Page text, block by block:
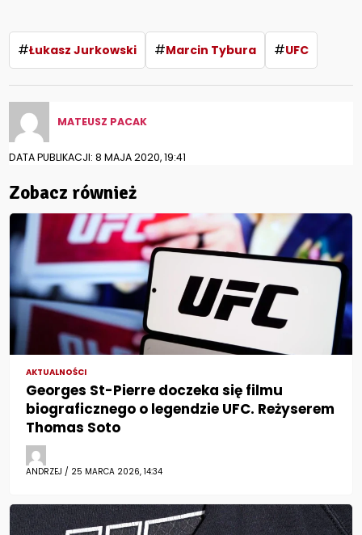
#Łukasz Jurkowski #Marcin Tybura #UFC
MATEUSZ PACAK
DATA PUBLIKACJI: 8 MAJA 2020, 19:41
Zobacz również
AKTUALNOŚCI
Georges St-Pierre doczeka się filmu
biograficznego o legendzie UFC. Reżyserem
Thomas Soto
ANDRZEJ / 25 MARCA 2026, 14:34